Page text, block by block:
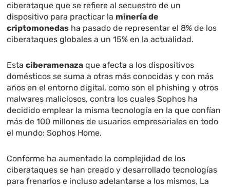
ciberataque que se refiere al secuestro de un
dispositivo para practicar la minería de
criptomonedas ha pasado de representar el 8% de los
ciberataques globales a un 15% en la actualidad.
Estaciberamenaza que afecta a los dispositivos
domésticos se suma a otras más conocidas y con más
años en el entorno digital, como son el phishing y otros
malwares maliciosos, contra los cuales Sophos ha
decidido emplear la misma tecnología en la que confían
más de 100 millones de usuarios empresariales en todo
el mundo: Sophos Home.
Conforme ha aumentado la complejidad de los
ciberataques se han creado y desarrollado tecnologías
para frenarlos e incluso adelantarse a los mismos, La